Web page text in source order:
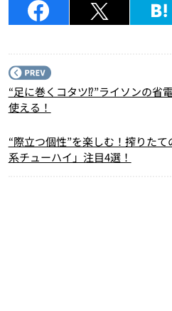
“足に巻くコタツ⁉︎”ライソンの省
使える！
“際立つ個性”を楽しむ！搾りた
系チューハイ」注目4選！